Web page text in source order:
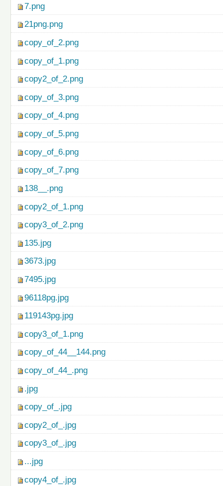
7.png
21png.png
copy_of_2.png
copy_of_1.png
copy2_of_2.png
copy_of_3.png
copy_of_4.png
copy_of_5.png
copy_of_6.png
copy_of_7.png
138__.png
copy2_of_1.png
copy3_of_2.png
135.jpg
3673.jpg
7495.jpg
96118pg.jpg
119143pg.jpg
copy3_of_1.png
copy_of_44__144.png
copy_of_44_.png
.jpg
copy_of_.jpg
copy2_of_.jpg
copy3_of_.jpg
...jpg
copy4_of_.jpg